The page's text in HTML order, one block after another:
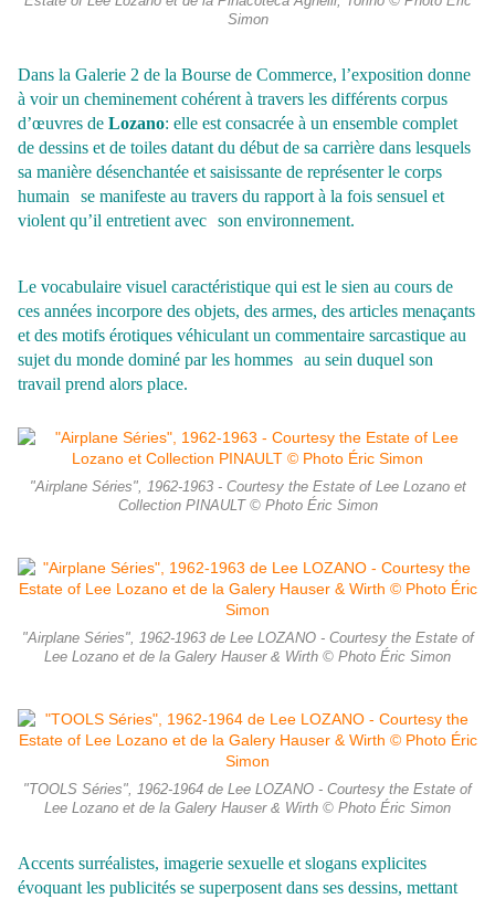
Simon
Dans la Galerie 2 de la Bourse de Commerce, l’exposition donne
à voir un cheminement cohérent à travers les différents corpus
d’œuvres de Lozano: elle est consacrée à un ensemble complet
de dessins et de toiles datant du début de sa carrière dans lesquels
sa manière désenchantée et saisissante de représenter le corps
humain se manifeste au travers du rapport à la fois sensuel et
violent qu’il entretient avec son environnement.
Le vocabulaire visuel caractéristique qui est le sien au cours de
ces années incorpore des objets, des armes, des articles menaçants
et des motifs érotiques véhiculant un commentaire sarcastique au
sujet du monde dominé par les hommes au sein duquel son
travail prend alors place.
"Airplane Séries", 1962-1963 - Courtesy the Estate of Lee Lozano et
Collection PINAULT © Photo Éric Simon
"Airplane Séries", 1962-1963 de Lee LOZANO - Courtesy the Estate of
Lee Lozano et de la Galery Hauser & Wirth © Photo Éric Simon
"TOOLS Séries", 1962-1964 de Lee LOZANO - Courtesy the Estate of
Lee Lozano et de la Galery Hauser & Wirth © Photo Éric Simon
Accents surréalistes, imagerie sexuelle et slogans explicites
évoquant les publicités se superposent dans ses dessins, mettant